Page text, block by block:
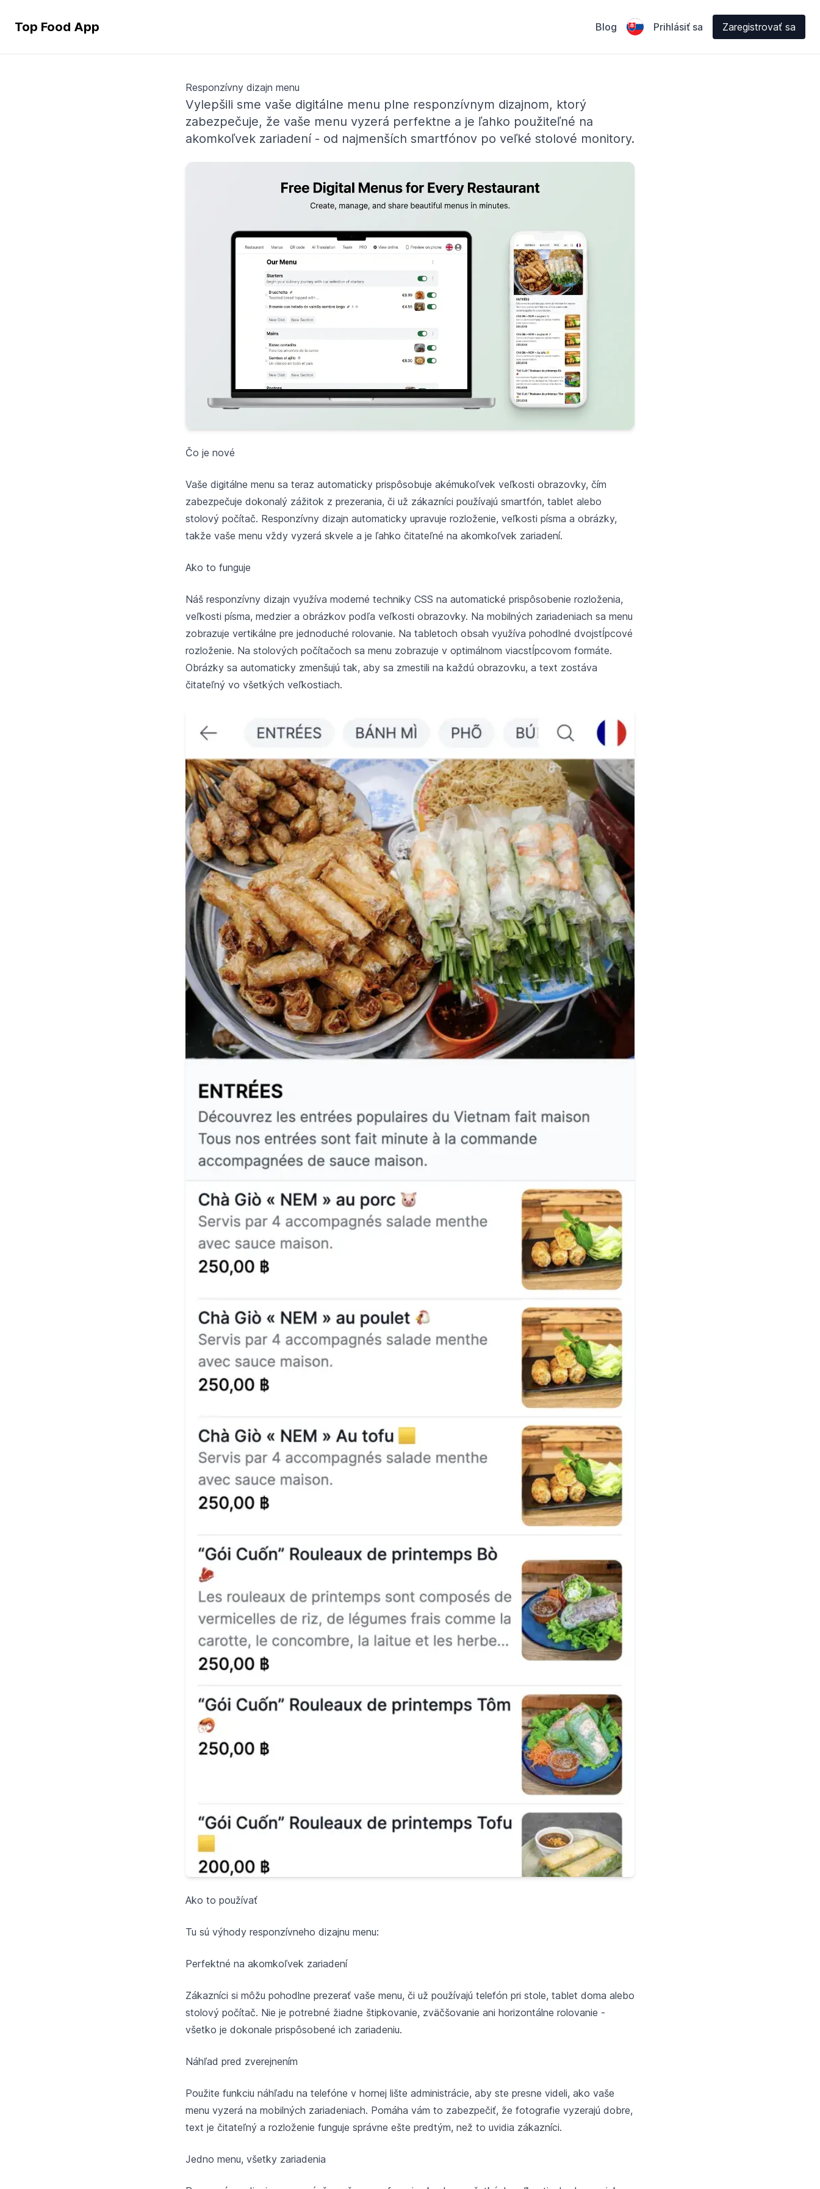
Top Food App Blog Prihlásiť sa Zaregistrovať sa
Responzívny dizajn menu
Vylepšili sme vaše digitálne menu plne responzívnym dizajnom, ktorý
zabezpečuje, že vaše menu vyzerá perfektne a je ľahko použiteľné na
akomkoľvek zariadení - od najmenších smartfónov po veľké stolové monitory.
Čo je nové
Vaše digitálne menu sa teraz automaticky prispôsobuje akémukoľvek veľkosti obrazovky, čím
zabezpečuje dokonalý zážitok z prezerania, či už zákazníci používajú smartfón, tablet alebo
stolový počítač. Responzívny dizajn automaticky upravuje rozloženie, veľkosti písma a obrázky,
takže vaše menu vždy vyzerá skvele a je ľahko čitateľné na akomkoľvek zariadení.
Ako to funguje
Náš responzívny dizajn využíva moderné techniky CSS na automatické prispôsobenie rozloženia,
veľkosti písma, medzier a obrázkov podľa veľkosti obrazovky. Na mobilných zariadeniach sa menu
zobrazuje vertikálne pre jednoduché rolovanie. Na tabletoch obsah využíva pohodlné dvojstĺpcové
rozloženie. Na stolových počítačoch sa menu zobrazuje v optimálnom viacstĺpcovom formáte.
Obrázky sa automaticky zmenšujú tak, aby sa zmestili na každú obrazovku, a text zostáva
čitateľný vo všetkých veľkostiach.
Ako to používať
Tu sú výhody responzívneho dizajnu menu:
Perfektné na akomkoľvek zariadení
Zákazníci si môžu pohodlne prezerať vaše menu, či už používajú telefón pri stole, tablet doma alebo
stolový počítač. Nie je potrebné žiadne štipkovanie, zväčšovanie ani horizontálne rolovanie -
všetko je dokonale prispôsobené ich zariadeniu.
Náhľad pred zverejnením
Použite funkciu náhľadu na telefóne v hornej lište administrácie, aby ste presne videli, ako vaše
menu vyzerá na mobilných zariadeniach. Pomáha vám to zabezpečiť, že fotografie vyzerajú dobre,
text je čitateľný a rozloženie funguje správne ešte predtým, než to uvidia zákazníci.
Jedno menu, všetky zariadenia